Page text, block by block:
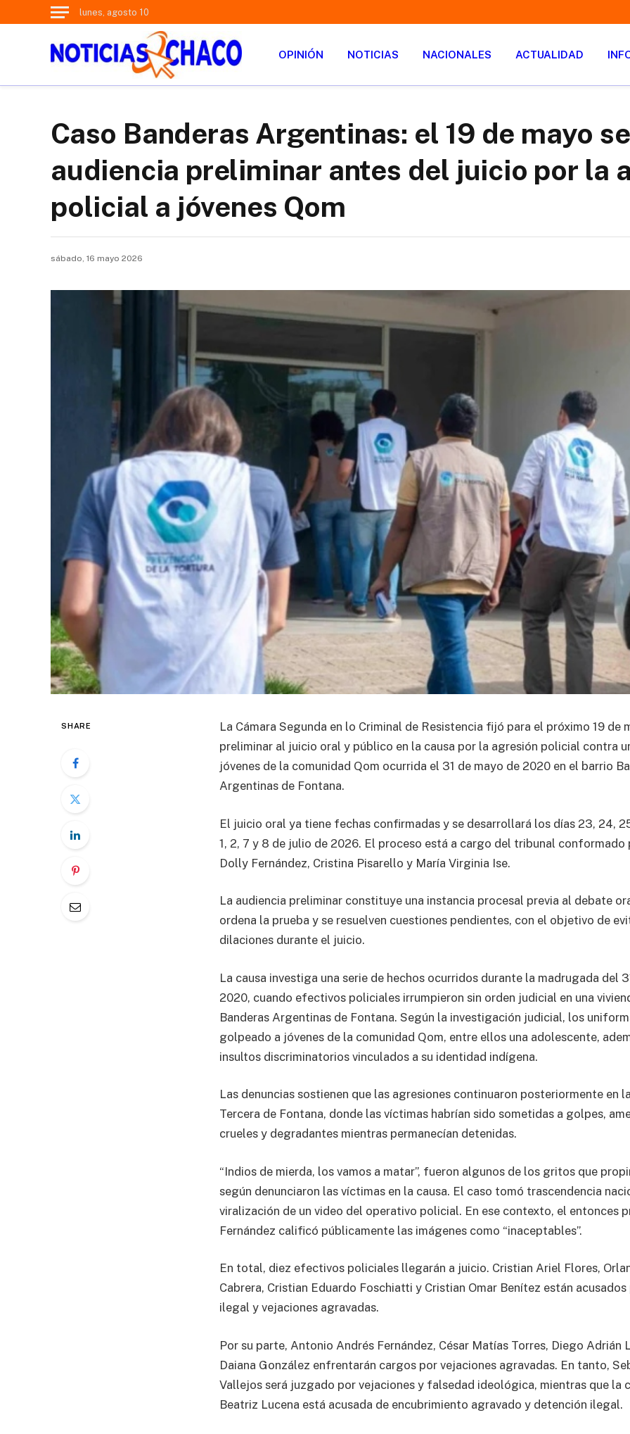
lunes, agosto 10
OPINIÓN NOTICIAS NACIONALES ACTUALIDAD
Caso Banderas Argentinas: el 19 de mayo
audiencia preliminar antes del juicio por la
policial a jóvenes Qom
sábado, 16 mayo 2026
SHARE
La Cámara Segunda en lo Criminal de Resistencia fijó para el próximo 19 de
preliminar al juicio oral y público en la causa por la agresión policial contra
jóvenes de la comunidad Qom ocurrida el 31 de mayo de 2020 en el barrio
Argentinas de Fontana.
El juicio oral ya tiene fechas confirmadas y se desarrollará los días 23, 24,
1, 2, 7 y 8 de julio de 2026. El proceso está a cargo del tribunal conformado
Dolly Fernández, Cristina Pisarello y María Virginia Ise.
La audiencia preliminar constituye una instancia procesal previa al debate
ordena la prueba y se resuelven cuestiones pendientes, con el objetivo de
dilaciones durante el juicio.
La causa investiga una serie de hechos ocurridos durante la madrugada del
2020, cuando efectivos policiales irrumpieron sin orden judicial en una
Banderas Argentinas de Fontana. Según la investigación judicial, los
golpeado a jóvenes de la comunidad Qom, entre ellos una adolescente,
insultos discriminatorios vinculados a su identidad indígena.
Las denuncias sostienen que las agresiones continuaron posteriormente en
Tercera de Fontana, donde las víctimas habrían sido sometidas a golpes,
crueles y degradantes mientras permanecían detenidas.
“Indios de mierda, los vamos a matar”, fueron algunos de los gritos que
según denunciaron las víctimas en la causa. El caso tomó trascendencia
viralización de un video del operativo policial. En ese contexto, el entonces
Fernández calificó públicamente las imágenes como “inaceptables”.
En total, diez efectivos policiales llegarán a juicio. Cristian Ariel Flores,
Cabrera, Cristian Eduardo Foschiatti y Cristian Omar Benítez están
ilegal y vejaciones agravadas.
Por su parte, Antonio Andrés Fernández, César Matías Torres, Diego Adrián
Daiana González enfrentarán cargos por vejaciones agravadas. En tanto,
Vallejos será juzgado por vejaciones y falsedad ideológica, mientras que la
Beatriz Lucena está acusada de encubrimiento agravado y detención ilegal.